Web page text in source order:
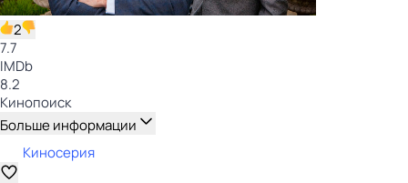
2
7.7
IMDb
8.2
Кинопоиск
Больше информации
Киносерия